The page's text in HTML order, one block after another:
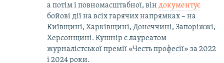
а потім і повномасштабної, він документує
бойові дії на всіх гарячих напрямках – на
Київщині, Харківщині, Донеччині, Запоріжжі,
Херсонщині. Кушнір є лауреатом
журналістської премії «Честь професії» за 2022
і 2024 роки.